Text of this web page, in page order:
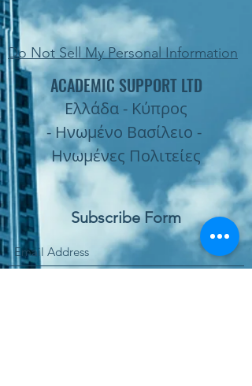
Do Not Sell My Personal Information
ACADEMIC SUPPORT LTD
Ελλάδα - Κύπρος
- Ηνωμένο Βασίλειο -
Ηνωμένες Πολιτείες
Subscribe Form